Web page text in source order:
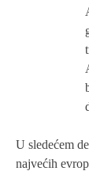
U sledećem
najvećih